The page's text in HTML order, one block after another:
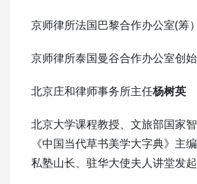
京师律所法国巴黎合作办公室(筹
京师律所泰国曼谷合作办公室创
北京庄和律师事务所主任杨树英
北京大学课程教授、文旅部国家智
《中国当代草书美学大字典》主
私塾山长、驻华大使夫人讲堂发